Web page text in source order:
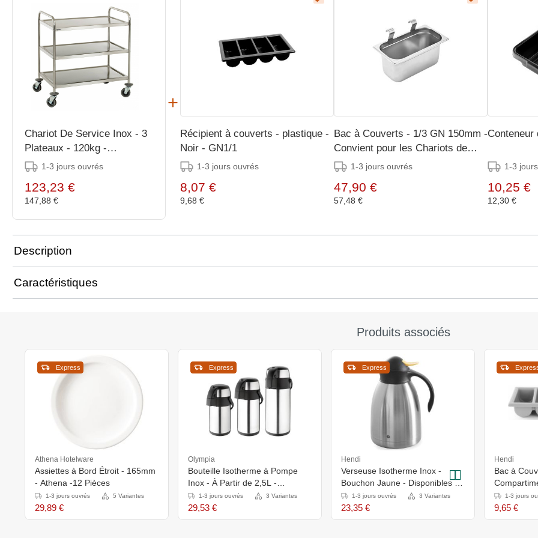
Chariot De Service Inox - 3
Plateaux - 120kg -
920x600x945(h)mm
1-3 jours ouvrés
123,23 €
147,88 €
Récipient à couverts - plastique -
Noir - GN1/1
1-3 jours ouvrés
8,07 €
9,68 €
Bac à Couverts - 1/3 GN 150mm -
Convient pour les Chariots de
Service1-3 jours ouvrés
47,90 €
57,48 €
Conteneur
1-3
10,25 €
12,30 €
Description
Caractéristiques
Produits associés
Express
Athena Hotelware
Assiettes à Bord Étroit - 165mm
- Athena -12 Pièces
1-3 jours ouvrés 5 Variantes
29,89 €
Express
Olympia
Bouteille Isotherme à Pompe
Inox - À Partir de 2,5L -
Disponible en 3 Tailles
1-3 jours ouvrés 3 Variantes
29,53 €
Express
Hendi
Verseuse Isotherme Inox -
Bouchon Jaune - Disponibles en
3 Tailles
1-3 jours ouvrés 3 Variantes
23,35 €
Hendi
Bac à
1-3 jours
9,65 €